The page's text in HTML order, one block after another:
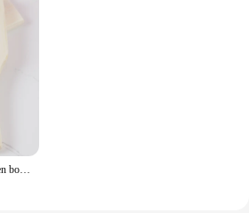
Planche à claquettes en argile en bois, 1 pièce, poterie Arc rainuré nervuré, ustensiles en bois, Figurine multifonction, moulage d'argile, outil de poterie